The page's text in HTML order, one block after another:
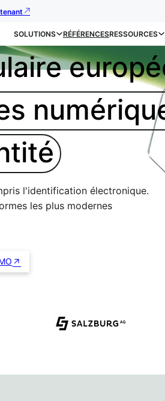
SOLUTIONS RÉFÉRENCESRESSOURCES
l'identification électronique.
les plus modernes